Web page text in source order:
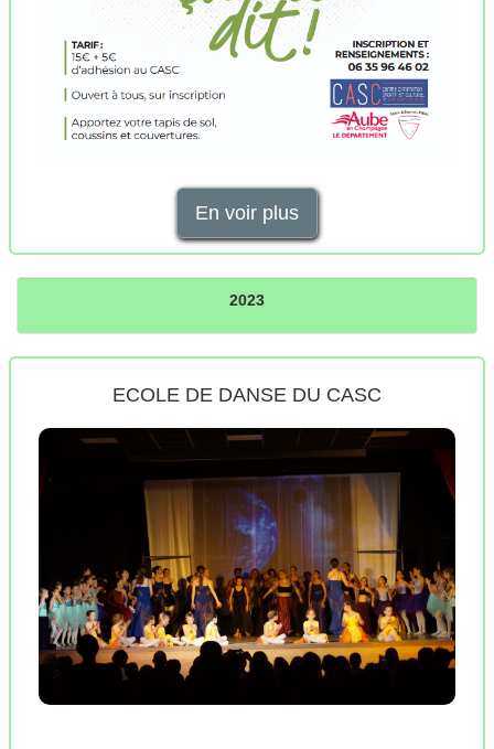
En voir plus
2023
ECOLE DE DANSE DU CASC